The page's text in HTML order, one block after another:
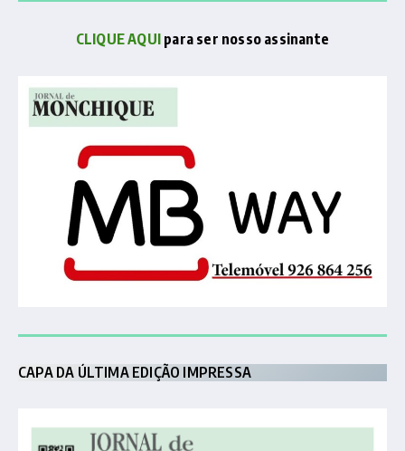
CLIQUE AQUI para ser nosso assinante
CAPA DA ÚLTIMA EDIÇÃO IMPRESSA